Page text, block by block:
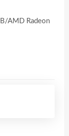
AMD Radeon